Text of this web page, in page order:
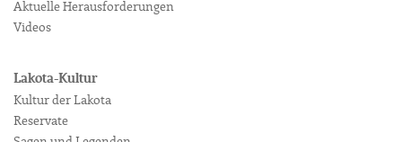
Aktuelle Herausforderungen
Videos
Lakota-Kultur
Kultur der Lakota
Reservate